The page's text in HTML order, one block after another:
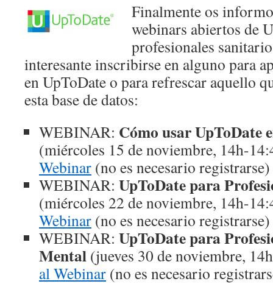
Finalmente os
webinars abiertos de
profesionales
interesante inscribirse en alguno para
en UpToDate o para refrescar aquello
esta base de datos:
WEBINAR: Cómo usar UpToDate
(miércoles 15 de noviembre, 14h-
Webinar (no es necesario registrarse)
WEBINAR: UpToDate para
(miércoles 22 de noviembre, 14h-
Webinar (no es necesario registrarse)
WEBINAR: UpToDate para
Mental (jueves 30 de noviembre,
al Webinar (no es necesario